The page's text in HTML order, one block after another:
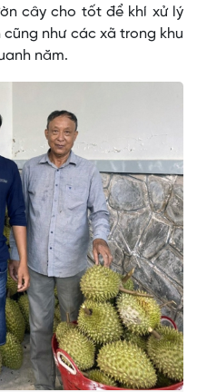
cây cho tốt để khí xử lý
như các xã trong khu
năm.